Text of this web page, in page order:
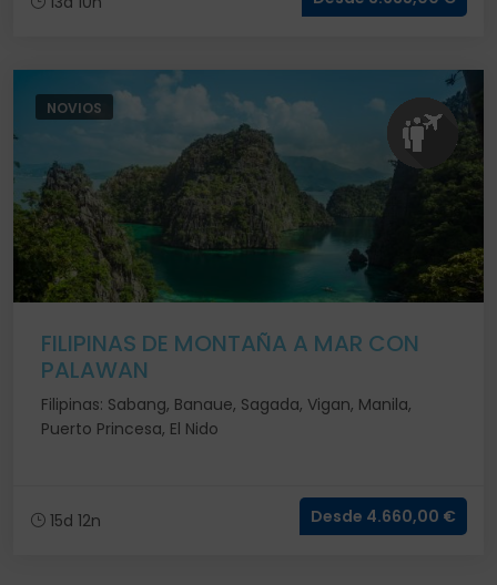
NOVIOS
FILIPINAS DE MONTAÑA A MAR CON
PALAWAN
Filipinas: Sabang, Banaue, Sagada, Vigan, Manila,
Puerto Princesa, El Nido
15d 12n Desde 4.660,00 €